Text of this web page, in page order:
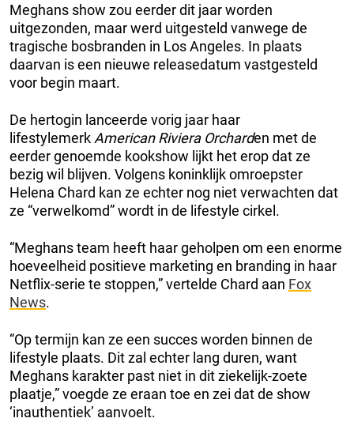
Meghans show zou eerder dit jaar worden
uitgezonden, maar werd uitgesteld vanwege de
tragische bosbranden in Los Angeles. In plaats
daarvan is een nieuwe releasedatum vastgesteld
voor begin maart.
De hertogin lanceerde vorig jaar haar
lifestylemerk American Riviera Orcharden met de
eerder genoemde kookshow lijkt het erop dat ze
bezig wil blijven. Volgens koninklijk omroepster
Helena Chard kan ze echter nog niet verwachten dat
ze “verwelkomd” wordt in de lifestyle cirkel.
“Meghans team heeft haar geholpen om een enorme
hoeveelheid positieve marketing en branding in haar
Netflix-serie te stoppen,” vertelde Chard aan Fox
News.
“Op termijn kan ze een succes worden binnen de
lifestyle plaats. Dit zal echter lang duren, want
Meghans karakter past niet in dit ziekelijk-zoete
plaatje,” voegde ze eraan toe en zei dat de show
‘inauthentiek’ aanvoelt.